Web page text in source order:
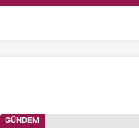
GÜNDEM